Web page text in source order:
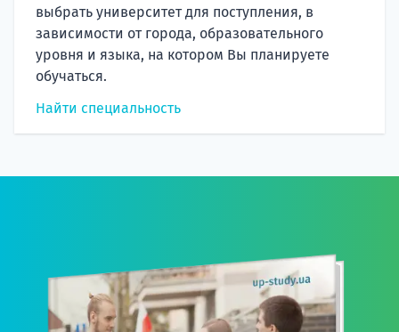
выбрать университет для поступления, в
зависимости от города, образовательного
уровня и языка, на котором Вы планируете
обучаться.
Найти специальность